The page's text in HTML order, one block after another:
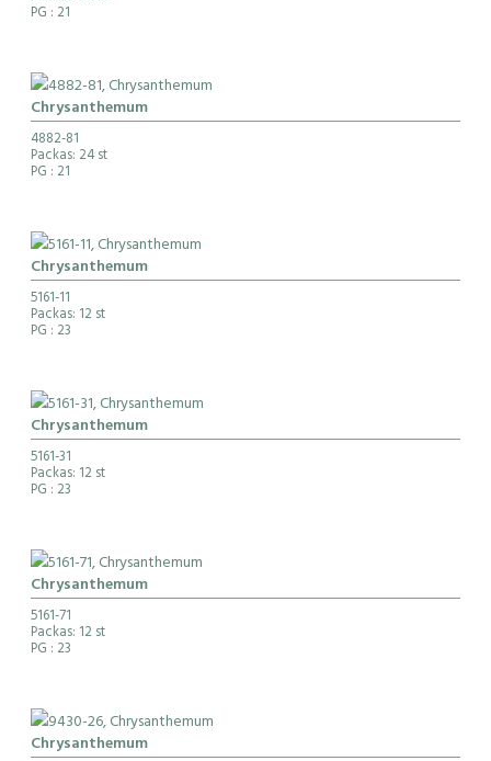
PG : 21
Chrysanthemum
4882-81
Packas: 24 st
PG : 21
Chrysanthemum
5161-11
Packas: 12 st
PG : 23
Chrysanthemum
5161-31
Packas: 12 st
PG : 23
Chrysanthemum
5161-71
Packas: 12 st
PG : 23
Chrysanthemum